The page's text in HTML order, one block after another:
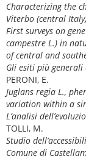
Characterizing the
Viterbo (central
First surveys on
campestre L.) in
of central and
Gli esiti più
PERONI, E.
Juglans regia L.,
variation within a
L’analisi
TOLLI, M.
Studio
Comune di